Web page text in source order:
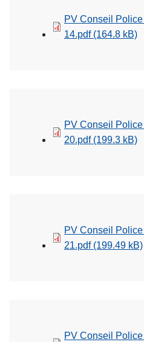
PV Conseil
14.pdf (164.8 kB)
PV Conseil
20.pdf (199.3 kB)
PV Conseil
21.pdf (199.49 kB)
PV Conseil